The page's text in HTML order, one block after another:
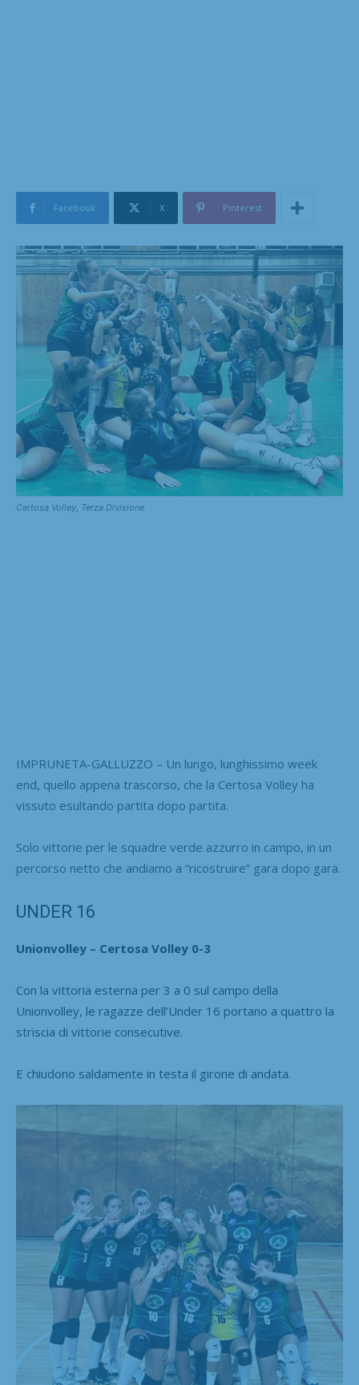
Facebook X Pinterest
Certosa Volley, Terza Divisione
IMPRUNETA-GALLUZZO – Un lungo, lunghissimo week
end, quello appena trascorso, che la Certosa Volley ha
vissuto esultando partita dopo partita.
Solo vittorie per le squadre verde azzurro in campo, in un
percorso netto che andiamo a “ricostruire” gara dopo gara.
UNDER 16
Unionvolley – Certosa Volley 0-3
Con la vittoria esterna per 3 a 0 sul campo della
Unionvolley, le ragazze dell’Under 16 portano a quattro la
striscia di vittorie consecutive.
E chiudono saldamente in testa il girone di andata.